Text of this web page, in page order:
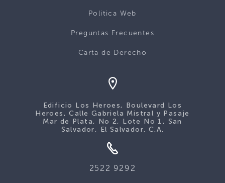
Politica Web
Preguntas Frecuentes
Carta de Derecho
Edificio Los Heroes, Boulevard Los
Heroes, Calle Gabriela Mistral y Pasaje
Mar de Plata, No 2, Lote No 1, San
Salvador, El Salvador. C.A.
2522 9292